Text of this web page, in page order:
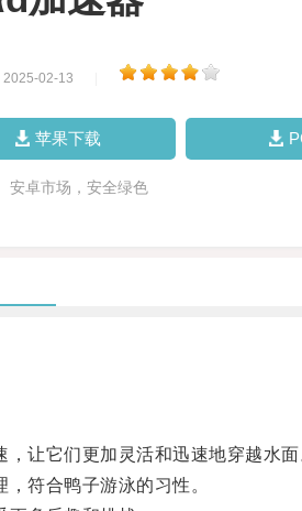
2025-02-13
苹果下载
安卓市场，安全绿色
让它们更加灵活和迅速地穿越水面
符合鸭子游泳的习性。